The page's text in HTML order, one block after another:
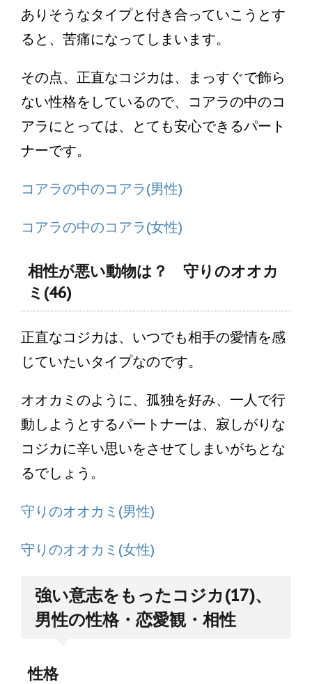
ありそうなタイプと付き合っていこうとす
ると、苦痛になってしまいます。
その点、正直なコジカは、まっすぐで飾ら
ない性格をしているので、コアラの中のコ
アラにとっては、とても安心できるパート
ナーです。
コアラの中のコアラ(男性)
コアラの中のコアラ(女性)
相性が悪い動物は？ 守りのオオカ
ミ(46)
正直なコジカは、いつでも相手の愛情を感
じていたいタイプなのです。
オオカミのように、孤独を好み、一人で行
動しようとするパートナーは、寂しがりな
コジカに辛い思いをさせてしまいがちとな
るでしょう。
守りのオオカミ(男性)
守りのオオカミ(女性)
強い意志をもったコジカ(17)、
男性の性格・恋愛観・相性
性格